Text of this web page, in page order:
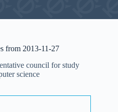
from 2013-11-27
council for study
science